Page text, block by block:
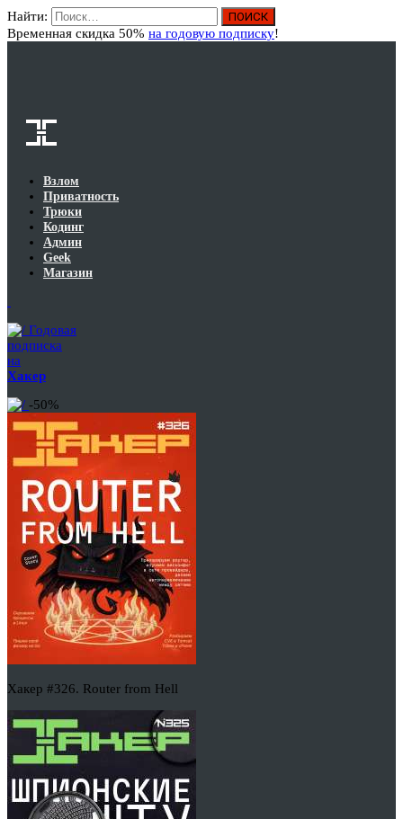
Найти:
Временная скидка 50% на годовую подписку!
Взлом
Приватность
Трюки
Кодинг
Админ
Geek
Магазин
Годовая
подписка
на
Хакер
-50%
Хакер #326. Router from Hell